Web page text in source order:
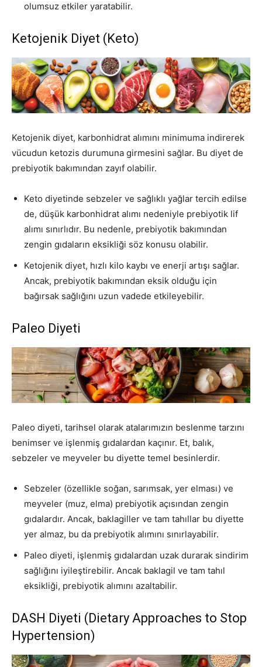
olumsuz etkiler yaratabilir.
Ketojenik Diyet (Keto)
Ketojenik diyet, karbonhidrat alımını minimuma indirerek
vücudun ketozis durumuna girmesini sağlar. Bu diyet de
prebiyotik bakımından zayıf olabilir.
Keto diyetinde sebzeler ve sağlıklı yağlar tercih edilse
de, düşük karbonhidrat alımı nedeniyle prebiyotik lif
alımı sınırlıdır. Bu nedenle, prebiyotik bakımından
zengin gıdaların eksikliği söz konusu olabilir.
Ketojenik diyet, hızlı kilo kaybı ve enerji artışı sağlar.
Ancak, prebiyotik bakımından eksik olduğu için
bağırsak sağlığını uzun vadede etkileyebilir.
Paleo Diyeti
Paleo diyeti, tarihsel olarak atalarımızın beslenme tarzını
benimser ve işlenmiş gıdalardan kaçınır. Et, balık,
sebzeler ve meyveler bu diyette temel besinlerdir.
Sebzeler (özellikle soğan, sarımsak, yer elması) ve
meyveler (muz, elma) prebiyotik açısından zengin
gıdalardır. Ancak, baklagiller ve tam tahıllar bu diyette
yer almaz, bu da prebiyotik alımını sınırlayabilir.
Paleo diyeti, işlenmiş gıdalardan uzak durarak sindirim
sağlığını iyileştirebilir. Ancak baklagil ve tam tahıl
eksikliği, prebiyotik alımını azaltabilir.
DASH Diyeti (Dietary Approaches to Stop
Hypertension)